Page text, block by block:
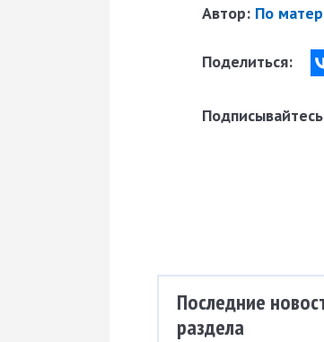
Автор: По
Поделиться:
Последние
раздела